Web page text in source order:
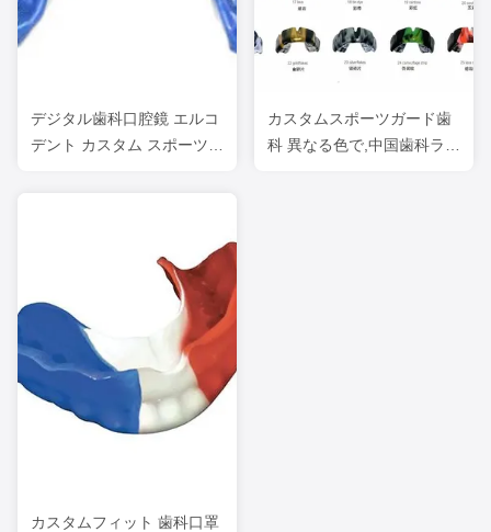
デジタル歯科口腔鏡 エルコ
デント カスタム スポーツ口
カスタムスポーツガード歯
科 異なる色で,中国歯科ラボ
カスタムフィット 歯科口罩